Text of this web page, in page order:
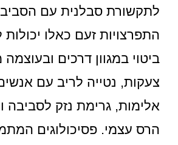
לתקשורת סבלנית עם
התפרצויות זעם כאלו יכולות
ביטוי במגוון דרכים
צעקות, נטייה לריב עם
אלימות, גרימת נזק לסביבה
הרס עצמי. פסיכולוגים